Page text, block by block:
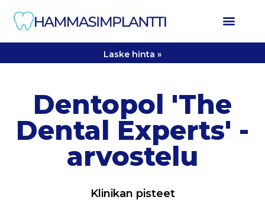
Laske hinta »
Dentopol 'The
Dental Experts' -
arvostelu
Klinikan pisteet